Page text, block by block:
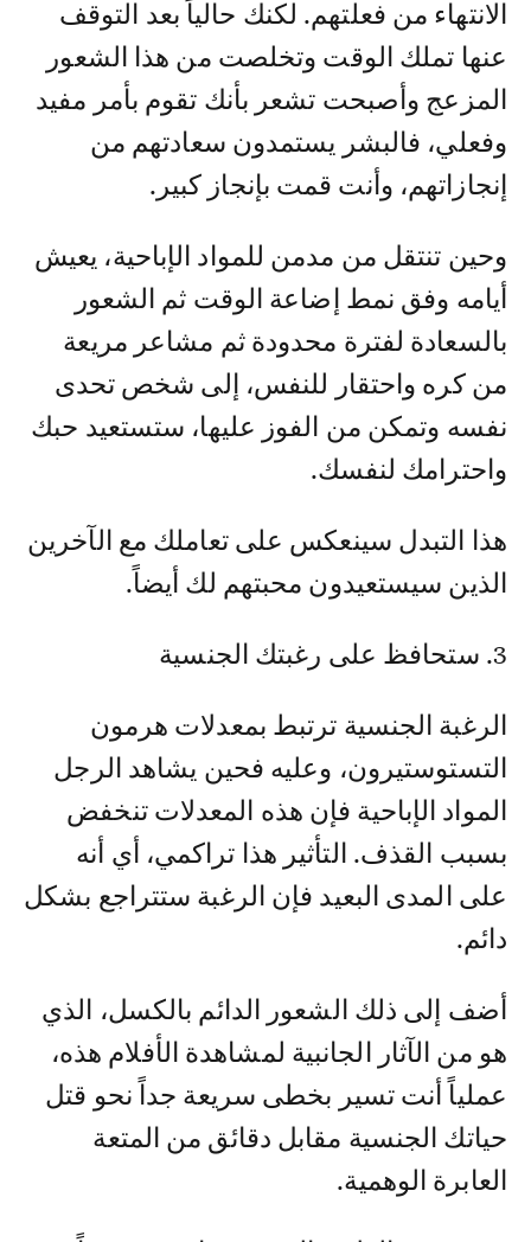
الانتهاء من فعلتهم. لكنك حالياً بعد التوقف
عنها تملك الوقت وتخلصت من هذا الشعور
المزعج وأصبحت تشعر بأنك تقوم بأمر مفيد
وفعلي، فالبشر يستمدون سعادتهم من
إنجازاتهم، وأنت قمت بإنجاز كبير.
وحين تنتقل من مدمن للمواد الإباحية، يعيش
أيامه وفق نمط إضاعة الوقت ثم الشعور
بالسعادة لفترة محدودة ثم مشاعر مريعة
من كره واحتقار للنفس، إلى شخص تحدى
نفسه وتمكن من الفوز عليها، ستستعيد حبك
واحترامك لنفسك.
هذا التبدل سينعكس على تعاملك مع الآخرين
الذين سيستعيدون محبتهم لك أيضاً.
3. ستحافظ على رغبتك الجنسية
الرغبة الجنسية ترتبط بمعدلات هرمون
التستوستيرون، وعليه فحين يشاهد الرجل
المواد الإباحية فإن هذه المعدلات تنخفض
بسبب القذف. التأثير هذا تراكمي، أي أنه
على المدى البعيد فإن الرغبة ستتراجع بشكل
دائم.
أضف إلى ذلك الشعور الدائم بالكسل، الذي
هو من الآثار الجانبية لمشاهدة الأفلام هذه،
عملياً أنت تسير بخطى سريعة جداً نحو قتل
حياتك الجنسية مقابل دقائق من المتعة
العابرة الوهمية.